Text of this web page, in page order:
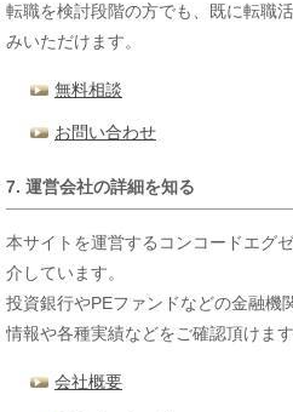
転職を検討段階の方でも、既に転職
みいただけます。
無料相談
お問い合わせ
7. 運営会社の詳細を知る
本サイトを運営するコンコードエグ
介しています。
投資銀行やPEファンドなどの金融機
情報や各種実績などをご確認頂けます
会社概要